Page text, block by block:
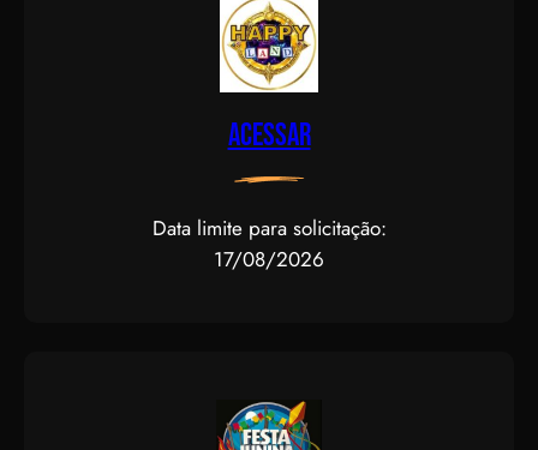
Acessar
Data limite para solicitação:
17/08/2026